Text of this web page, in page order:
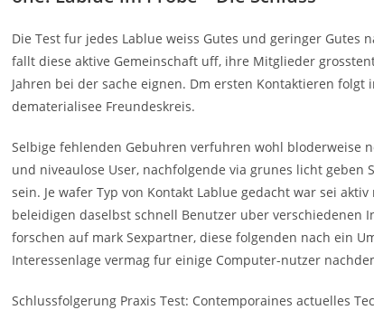
Die Test fur jedes Lablue weiss Gutes und geringer Gutes
fallt diese aktive Gemeinschaft uff, ihre Mitglieder
Jahren bei der sache eignen. Dm ersten Kontaktieren
dematerialisee Freundeskreis.
Selbige fehlenden Gebuhren verfuhren wohl bloderweise
und niveaulose User, nachfolgende via grunes licht geben
sein. Je wafer Typ von Kontakt Lablue gedacht war sei
beleidigen daselbst schnell Benutzer uber verschiedenen
forschen auf mark Sexpartner, diese folgenden nach ein
Interessenlage vermag fur einige Computer-nutzer
Schlussfolgerung Praxis Test: Contemporaines actuelles